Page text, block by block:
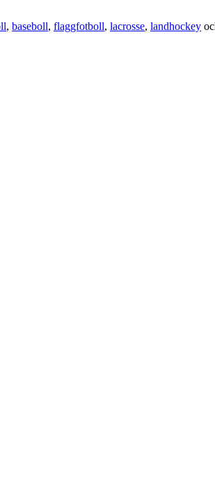
, baseboll, flaggfotboll, lacrosse, landhockey